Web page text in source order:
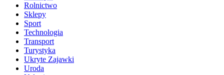
Rolnictwo
Sklepy
Sport
Technologia
Transport
Turystyka
Ukryte Zajawki
Uroda